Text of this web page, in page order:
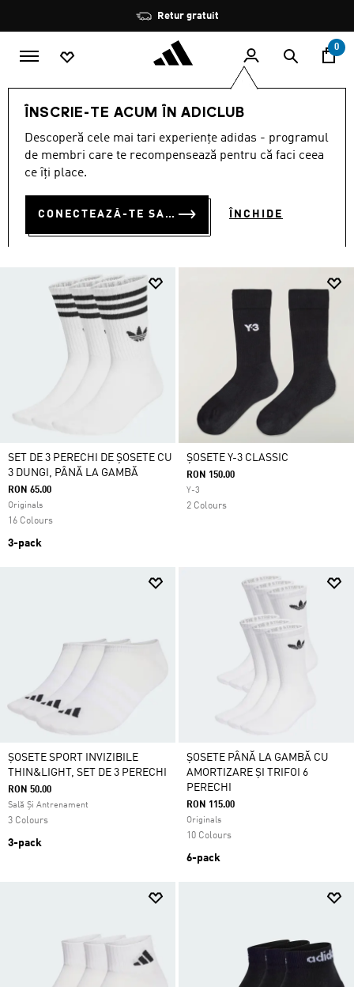
Oprește
rotația
Retur gratuit
0
ÎNSCRIE-TE ACUM ÎN ADICLUB
Descoperă cele mai tari experiențe adidas - programul
de membri care te recompensează pentru că faci ceea
ce îți place.
CONECTEAZĂ-TE SAU ÎNSCRIE-TE ACUM ÎNCHIDE
BĂRBAȚI ACCESORII Șosete
ȘOSETE
SET DE 3 PERECHI DE ȘOSETE CU
3 DUNGI, PÂNĂ LA GAMBĂ
RON 65.00
Originals
16 Colours
3-pack
ȘOSETE Y-3 CLASSIC
RON 150.00
Y-3
2 Colours
ȘOSETE SPORT INVIZIBILE
THIN&LIGHT, SET DE 3 PERECHI
RON 50.00
Sală Și Antrenament
3 Colours
3-pack
ȘOSETE PÂNĂ LA GAMBĂ CU
AMORTIZARE ȘI TRIFOI 6
PERECHI
RON 115.00
Originals
10 Colours
6-pack